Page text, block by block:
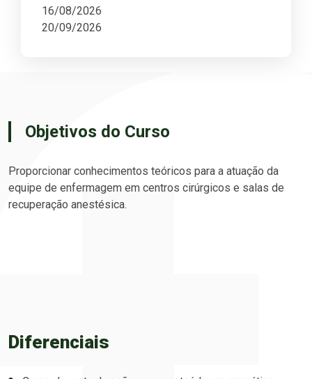
16/08/2026
20/09/2026
Objetivos do Curso
Proporcionar conhecimentos teóricos para a atuação da
equipe de enfermagem em centros cirúrgicos e salas de
recuperação anestésica.
Diferenciais